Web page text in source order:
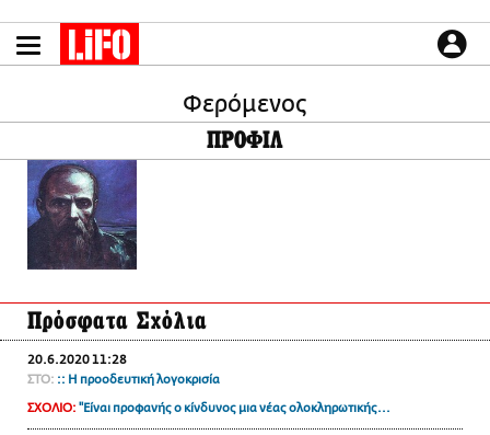
το
περιεχόμενο
LIFO SHOP
NEWSLETTER
ΜΙΚΡΟΠΡΑΓΜΑΤΑ
THE GOOD LIFO
CULTURE
ΤΡΟΠΟΣ ΖΩΗΣ
PODCASTS
Plus
Φερόμενος
ΠΡΟΦΙΛ
Πρόσφατα Σχόλια
20.6.2020 11:28
ΣΤΟ: :: Η προοδευτική λογοκρισία
ΣΧΟΛΙΟ: "Είναι προφανής ο κίνδυνος μια νέας ολοκληρωτικής...